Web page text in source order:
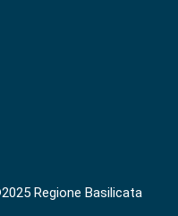
Regione Basilicata